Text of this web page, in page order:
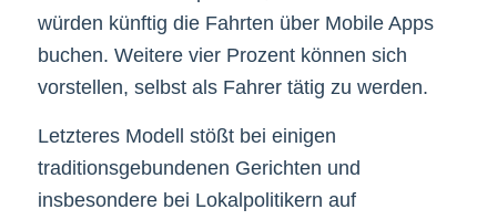
würden künftig die Fahrten über Mobile Apps
buchen. Weitere vier Prozent können sich
vorstellen, selbst als Fahrer tätig zu werden.
Letzteres Modell stößt bei einigen
traditionsgebundenen Gerichten und
insbesondere bei Lokalpolitikern auf